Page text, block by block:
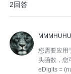
2回答
MMMHUHU
您需要应用
头函数，您
eDigits =